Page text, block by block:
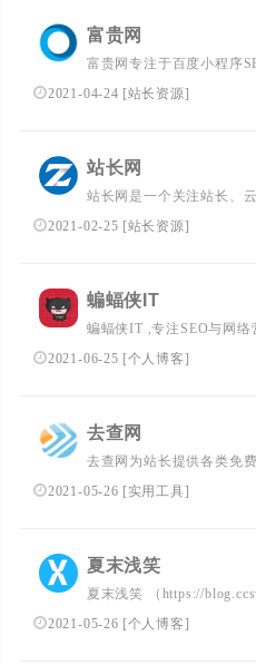
富贵网
富贵网专注于百度小程序
网中为大家提供小程序运
运营、商家号、小程序运
2021-04-24 [站长资源]
站长网
站长网是一个关注站长、
优化、搜索引擎、网络推
体、创业等内容的网站。
2021-02-25 [站长资源]
蝙蝠侠IT
蝙蝠侠IT ,专注SEO与网络
究者，为广大站长提供一
2021-06-25 [个人博客]
去查网
去查网为站长提供各类免
度排行和权重查询，备案
2021-05-26 [实用工具]
夏末浅笑
夏末浅笑 （https://
尔提供源码下载和分享、
笑专注网站SEO优化、网
2021-05-26 [个人博客]